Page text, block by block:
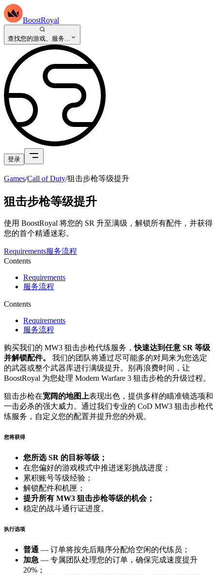
BoostRoyal
查找您的游戏、服务...
登录
Games/Call of Duty/狙击步枪等级提升
狙击步枪等级提升
使用 BoostRoyal 将您的 SR 升至满级，解锁所有配件，并获得
您的首个精通迷彩。
Requirements服务流程
Contents
Requirements
服务流程
Contents
Requirements
服务流程
购买我们的 MW3 狙击步枪代练服务，快速达到任意 SR 等级
并解锁配件。
我们的团队将通过尽可能多的对局来为您选定
的武器或整个武器库进行满级提升。别再浪费时间，让
BoostRoyal 为您处理 Modern Warfare 3 狙击步枪的升级过程。
狙击步枪在宽阔的地图上表现出色，提供多样的瞄准镜选项和
一击必杀的强大威力。通过我们专业的 CoD MW3 狙击步枪代
练服务，自定义您的配置并提升您的外观。
您将获得
您所选 SR 的目标等级；
在您偏好的游戏模式中推进迷彩挑战进度；
累积账号等级经验；
解锁配件和机匣；
提升所有 MW3 狙击步枪等级的机会；
稳定的战斗通行证进度。
执行选项
普通 — 订单将按先后顺序分配给空闲的代练员；
加急 — 专属团队处理您的订单，确保完成速度提升
20%；